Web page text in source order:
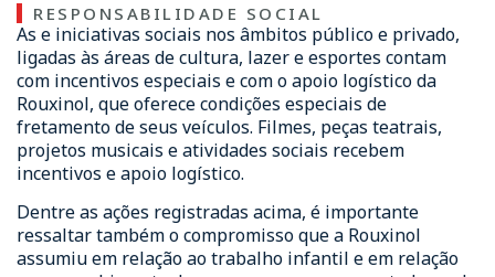
RESPONSABILIDADE SOCIAL
As e iniciativas sociais nos âmbitos público e privado,
ligadas às áreas de cultura, lazer e esportes contam
com incentivos especiais e com o apoio logístico da
Rouxinol, que oferece condições especiais de
fretamento de seus veículos. Filmes, peças teatrais,
projetos musicais e atividades sociais recebem
incentivos e apoio logístico.
Dentre as ações registradas acima, é importante
ressaltar também o compromisso que a Rouxinol
assumiu em relação ao trabalho infantil e em relação